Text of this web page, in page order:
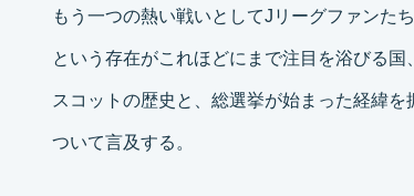
もう一つの熱い戦いとしてJリーグファンた
という存在がこれほどにまで注目を浴びる
スコットの歴史と、総選挙が始まった経緯
ついて言及する。